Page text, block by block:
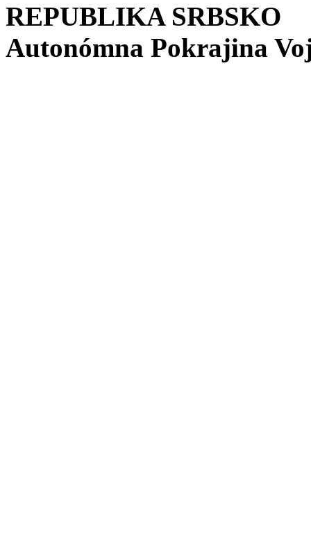
REPUBLIKA SRBSKO
Autonómna Pokrajina